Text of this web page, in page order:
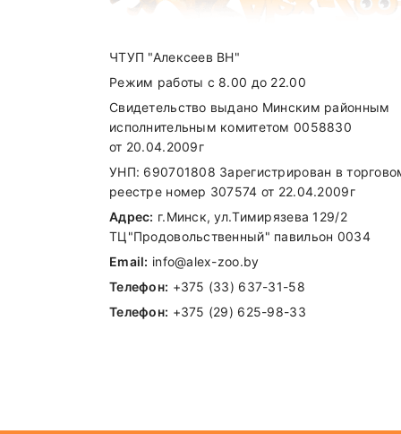
ЧТУП "Алексеев ВН"
Режим работы с 8.00 до 22.00
Свидетельство выдано Минским районным
исполнительным комитетом 0058830
от 20.04.2009г
УНП: 690701808 Зарегистрирован в
реестре номер 307574 от 22.04.2009г
Адрес: г.Минск, ул.Тимирязева 129/2
ТЦ"Продовольственный" павильон 0034
Email: info@alex-zoo.by
Телефон: +375 (33) 637-31-58
Телефон: +375 (29) 625-98-33